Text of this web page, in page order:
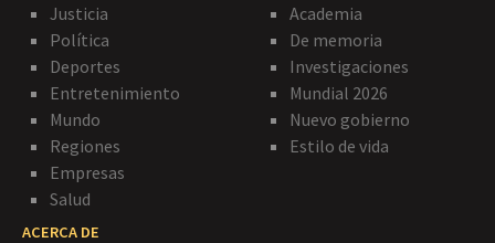
Justicia
Política
Deportes
Entretenimiento
Mundo
Regiones
Empresas
Salud
Academia
De memoria
Investigaciones
Mundial 2026
Nuevo gobierno
Estilo de vida
ACERCA DE